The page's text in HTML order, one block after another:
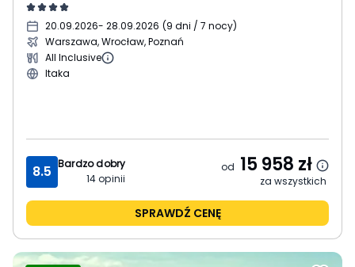
20.09.2026- 28.09.2026 (9 dni / 7 nocy)
Warszawa, Wrocław, Poznań
All Inclusive
Itaka
8.5 Bardzo dobry
14opinii
od 15 958 zł
za wszystkich
SPRAWDŹ CENĘ